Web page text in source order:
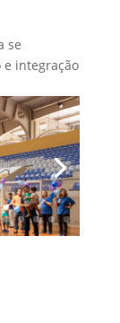
se
integração